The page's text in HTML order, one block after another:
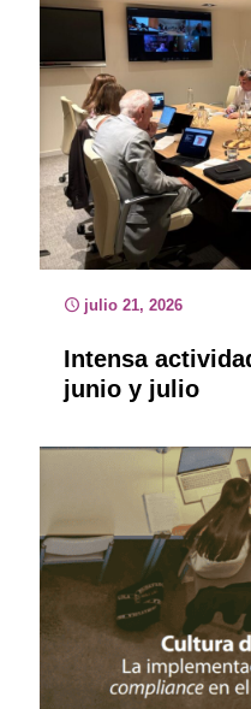
julio 21, 2026
Intensa
junio y julio